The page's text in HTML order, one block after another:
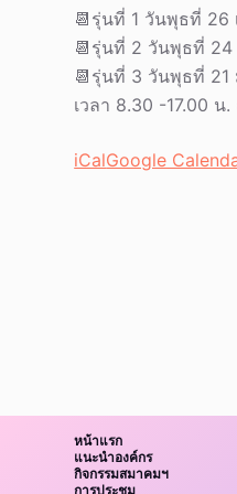
รุ่น
ที่
1
📆รุ่นที่ 1 วันพุธที่ 26
📆รุ่นที่ 2 วันพุธที่
📆รุ่นที่ 3 วันพุธที่
เวลา 8.30 -17.00
iCalGoogle
หน้าแรก
แนะนำองค์กร
กิจกรรมสมาคมฯ
การประชุม